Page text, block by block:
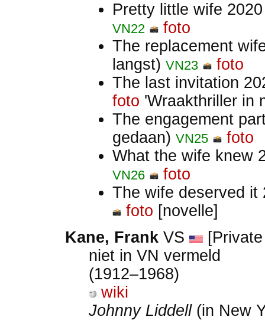
Pretty little wife
VN22
foto
The replacement
langst) VN23
foto
The last invitation
foto 'Wraakthriller in
The engagement
gedaan) VN25
foto
What the wife knew
VN26
foto
The wife deserved it
foto [novelle]
Kane, Frank VS
niet in VN vermeld
(1912–1968)
wiki
Johnny Liddell(in New